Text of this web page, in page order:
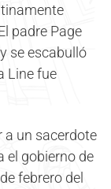
padre Page
se escabulló
Line fue
a un sacerdote
el gobierno de
febrero del